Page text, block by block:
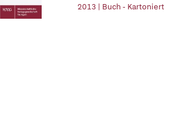
2013 | Buch - Kartoniert